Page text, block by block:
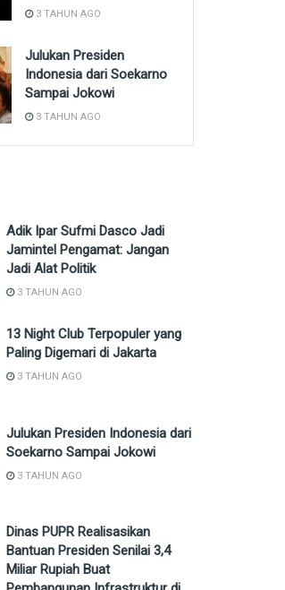
3 TAHUN AGO
Julukan Presiden
Indonesia dari Soekarno
Sampai Jokowi
3 TAHUN AGO
Adik Ipar Sufmi Dasco Jadi
Jamintel Pengamat: Jangan
Jadi Alat Politik
3 TAHUN AGO
13 Night Club Terpopuler yang
Paling Digemari di Jakarta
3 TAHUN AGO
Julukan Presiden Indonesia dari
Soekarno Sampai Jokowi
3 TAHUN AGO
Dinas PUPR Realisasikan
Bantuan Presiden Senilai 3,4
Miliar Rupiah Buat